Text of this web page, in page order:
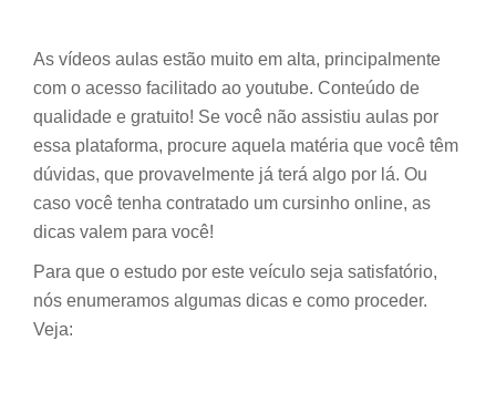
As vídeos aulas estão muito em alta, principalmente
com o acesso facilitado ao youtube. Conteúdo de
qualidade e gratuito! Se você não assistiu aulas por
essa plataforma, procure aquela matéria que você têm
dúvidas, que provavelmente já terá algo por lá. Ou
caso você tenha contratado um cursinho online, as
dicas valem para você!
Para que o estudo por este veículo seja satisfatório,
nós enumeramos algumas dicas e como proceder.
Veja: